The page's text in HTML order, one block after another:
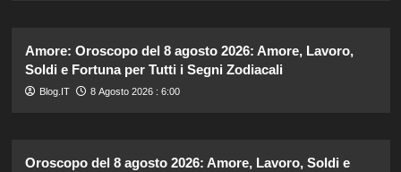
Amore: Oroscopo del 8 agosto 2026: Amore, Lavoro,
Soldi e Fortuna per Tutti i Segni Zodiacali
Blog.IT 8 Agosto 2026 : 6:00
Oroscopo del 8 agosto 2026: Amore, Lavoro, Soldi e